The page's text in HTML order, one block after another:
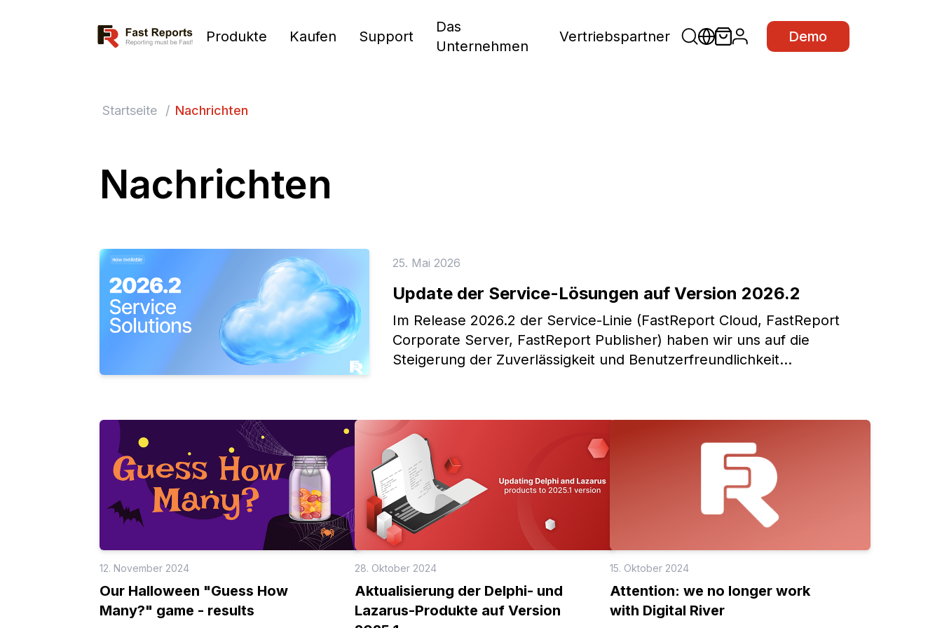
Fast Reports Produkte Kaufen Support
Das
Unternehmen
Vertriebspartner Demo
Startseite / Nachrichten
Nachrichten
25. Mai 2026
Update der Service-Lösungen auf Version 2026.2
Im Release 2026.2 der Service-Linie (FastReport Cloud, FastReport
Corporate Server, FastReport Publisher) haben wir uns auf die
Steigerung der Zuverlässigkeit und Benutzerfreundlichkeit
12. November 2024
Our Halloween "Guess How
Many?" game - results
28. Oktober 2024
Aktualisierung der Delphi- und
Lazarus-Produkte auf Version
15. Oktober 2024
Attention: we no longer work
with Digital River